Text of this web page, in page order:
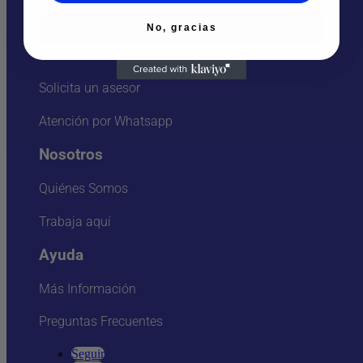
Te puede interesar
Sedes
Solicita un asesor
Atención por Whatsapp
Nosotros
Quiénes Somos
Trabaja aquí
Ayuda
Más Información
Preguntas Frecuentes
Seguir
No, gracias